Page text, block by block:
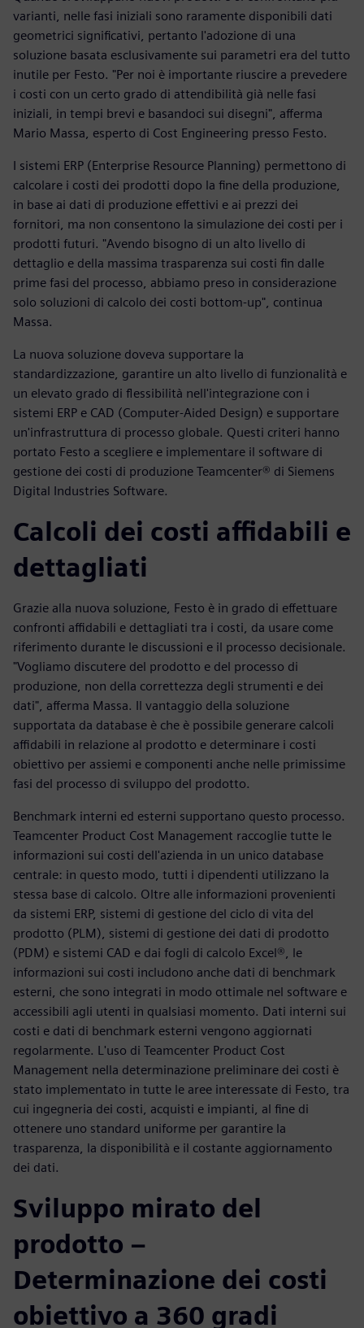
varianti, nelle fasi iniziali sono raramente disponibili dati
geometrici significativi, pertanto l'adozione di una
soluzione basata esclusivamente sui parametri era del tutto
inutile per Festo. "Per noi è importante riuscire a prevedere
i costi con un certo grado di attendibilità già nelle fasi
iniziali, in tempi brevi e basandoci sui disegni", afferma
Mario Massa, esperto di Cost Engineering presso Festo.
I sistemi ERP (Enterprise Resource Planning) permettono di
calcolare i costi dei prodotti dopo la fine della produzione,
in base ai dati di produzione effettivi e ai prezzi dei
fornitori, ma non consentono la simulazione dei costi per i
prodotti futuri. "Avendo bisogno di un alto livello di
dettaglio e della massima trasparenza sui costi fin dalle
prime fasi del processo, abbiamo preso in considerazione
solo soluzioni di calcolo dei costi bottom-up", continua
Massa.
La nuova soluzione doveva supportare la
standardizzazione, garantire un alto livello di funzionalità e
un elevato grado di flessibilità nell'integrazione con i
sistemi ERP e CAD (Computer-Aided Design) e supportare
un'infrastruttura di processo globale. Questi criteri hanno
portato Festo a scegliere e implementare il software di
gestione dei costi di produzione Teamcenter® di Siemens
Digital Industries Software.
Calcoli dei costi affidabili e
dettagliati
Grazie alla nuova soluzione, Festo è in grado di effettuare
confronti affidabili e dettagliati tra i costi, da usare come
riferimento durante le discussioni e il processo decisionale.
"Vogliamo discutere del prodotto e del processo di
produzione, non della correttezza degli strumenti e dei
dati", afferma Massa. Il vantaggio della soluzione
supportata da database è che è possibile generare calcoli
affidabili in relazione al prodotto e determinare i costi
obiettivo per assiemi e componenti anche nelle primissime
fasi del processo di sviluppo del prodotto.
Benchmark interni ed esterni supportano questo processo.
Teamcenter Product Cost Management raccoglie tutte le
informazioni sui costi dell'azienda in un unico database
centrale: in questo modo, tutti i dipendenti utilizzano la
stessa base di calcolo. Oltre alle informazioni provenienti
da sistemi ERP, sistemi di gestione del ciclo di vita del
prodotto (PLM), sistemi di gestione dei dati di prodotto
(PDM) e sistemi CAD e dai fogli di calcolo Excel®, le
informazioni sui costi includono anche dati di benchmark
esterni, che sono integrati in modo ottimale nel software e
accessibili agli utenti in qualsiasi momento. Dati interni sui
costi e dati di benchmark esterni vengono aggiornati
regolarmente. L'uso di Teamcenter Product Cost
Management nella determinazione preliminare dei costi è
stato implementato in tutte le aree interessate di Festo, tra
cui ingegneria dei costi, acquisti e impianti, al fine di
ottenere uno standard uniforme per garantire la
trasparenza, la disponibilità e il costante aggiornamento
dei dati.
Sviluppo mirato del
prodotto –
Determinazione dei costi
obiettivo a 360 gradi